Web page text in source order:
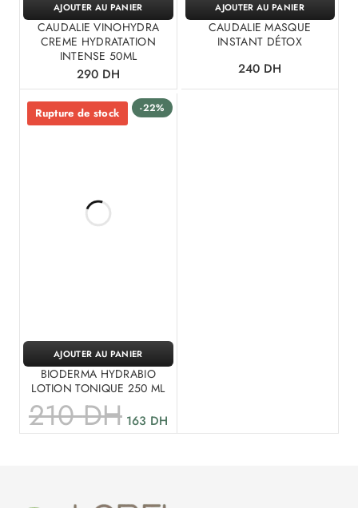
CAUDALIE VINOHYDRA
CREME HYDRATATION
INTENSE 50ML
290 DH
AJOUTER AU PANIER
CAUDALIE MASQUE
INSTANT DÉTOX
240 DH
AJOUTER AU PANIER
-22%
Rupture de stock
BIODERMA HYDRABIO
LOTION TONIQUE 250 ML
210DH 163 DH
AJOUTER AU PANIER